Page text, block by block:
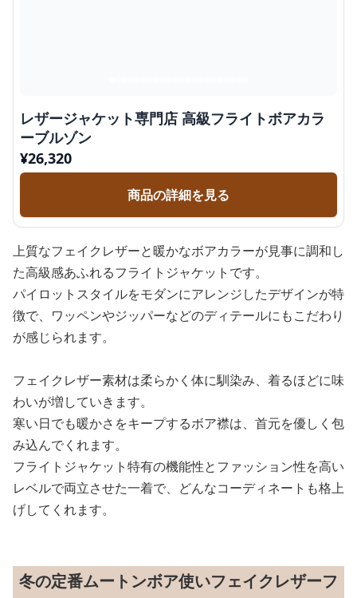
レザージャケット専門店 高級フライトボアカラ
ーブルゾン
¥26,320
商品の詳細を見る
上質なフェイクレザーと暖かなボアカラーが見事に調和し
た高級感あふれるフライトジャケットです。
パイロットスタイルをモダンにアレンジしたデザインが特
徴で、ワッペンやジッパーなどのディテールにもこだわり
が感じられます。
フェイクレザー素材は柔らかく体に馴染み、着るほどに味
わいが増していきます。
寒い日でも暖かさをキープするボア襟は、首元を優しく包
み込んでくれます。
フライトジャケット特有の機能性とファッション性を高い
レベルで両立させた一着で、どんなコーディネートも格上
げしてくれます。
冬の定番ムートンボア使いフェイクレザーフ